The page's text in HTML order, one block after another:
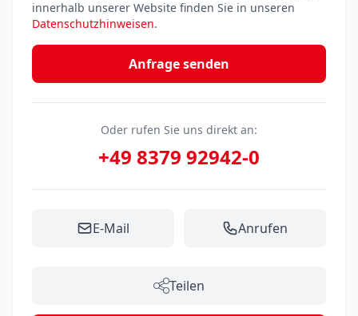
innerhalb unserer Website finden Sie in unseren
Datenschutzhinweisen.
Anfrage senden
Oder rufen Sie uns direkt an:
+49 8379 92942-0
E-Mail Anrufen
Teilen